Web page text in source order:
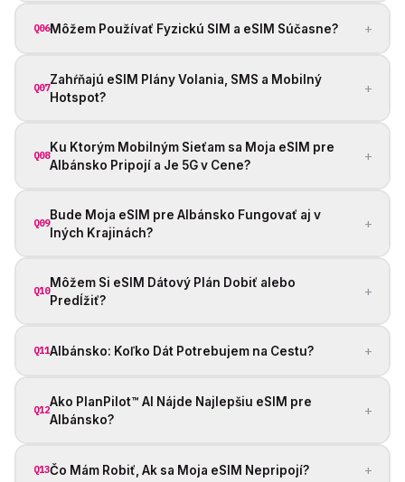
Q06Môžem Používať Fyzickú SIM a eSIM Súčasne? +
Q07
Zahŕňajú eSIM Plány Volania, SMS a Mobilný
Hotspot?
+
Q08
Ku Ktorým Mobilným Sieťam sa Moja eSIM pre
Albánsko Pripojí a Je 5G v Cene?
+
Q09
Bude Moja eSIM pre Albánsko Fungovať aj v
Iných Krajinách?
+
Q10
Môžem Si eSIM Dátový Plán Dobiť alebo
Predĺžiť?
+
Q11Albánsko: Koľko Dát Potrebujem na Cestu? +
Q12
Ako PlanPilot™ AI Nájde Najlepšiu eSIM pre
Albánsko?
+
Q13Čo Mám Robiť, Ak sa Moja eSIM Nepripojí? +